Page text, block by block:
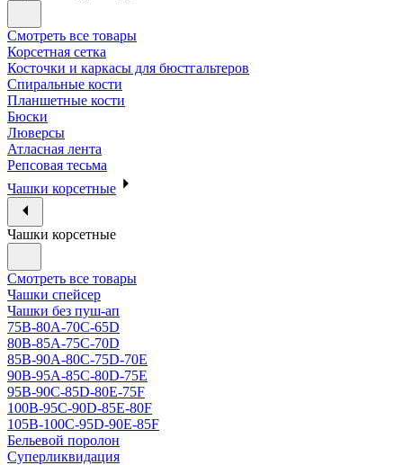
Смотреть все товары
Корсетная сетка
Косточки и каркасы для бюстгальтеров
Спиральные кости
Планшетные кости
Бюски
Люверсы
Атласная лента
Репсовая тесьма
Чашки корсетные
Чашки корсетные
Смотреть все товары
Чашки спейсер
Чашки без пуш-ап
75В-80А-70С-65D
80В-85А-75С-70D
85В-90А-80С-75D-70E
90B-95A-85C-80D-75E
95B-90C-85D-80E-75F
100B-95C-90D-85E-80F
105B-100C-95D-90E-85F
Бельевой поролон
Суперликвидация